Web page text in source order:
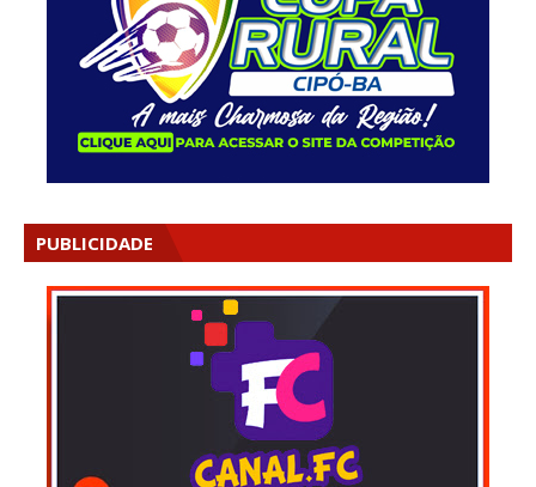
PUBLICIDADE